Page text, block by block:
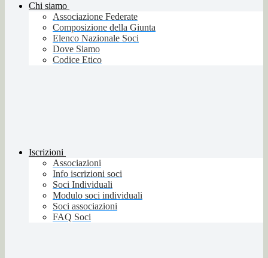
Chi siamo
Associazione Federate
Composizione della Giunta
Elenco Nazionale Soci
Dove Siamo
Codice Etico
Iscrizioni
Associazioni
Info iscrizioni soci
Soci Individuali
Modulo soci individuali
Soci associazioni
FAQ Soci